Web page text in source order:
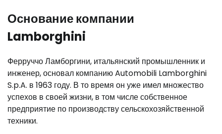
Основание компании
Lamborghini
Ферруччо Ламборгини, итальянский промышленник и
инженер, основал компанию Automobili Lamborghini
S.p.A. в 1963 году. В то время он уже имел множество
успехов в своей жизни, в том числе собственное
предприятие по производству сельскохозяйственной
техники.